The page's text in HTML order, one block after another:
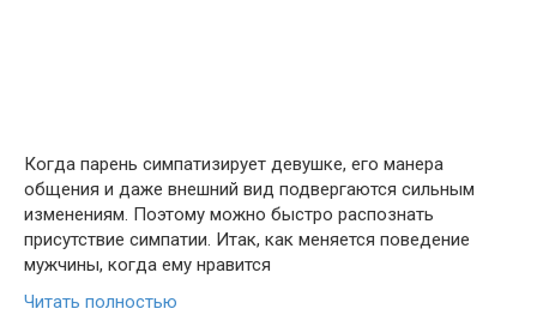
Когда парень симпатизирует девушке, его манера
общения и даже внешний вид подвергаются сильным
изменениям. Поэтому можно быстро распознать
присутствие симпатии. Итак, как меняется поведение
мужчины, когда ему нравится
Читать полностью